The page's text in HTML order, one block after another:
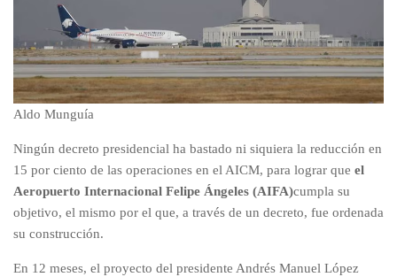
Aldo Munguía
Ningún decreto presidencial ha bastado ni siquiera la reducción en
15 por ciento de las operaciones en el AICM, para lograr que el
Aeropuerto Internacional Felipe Ángeles (AIFA)cumpla su
objetivo, el mismo por el que, a través de un decreto, fue ordenada
su construcción.
En 12 meses, el proyecto del presidente Andrés Manuel López